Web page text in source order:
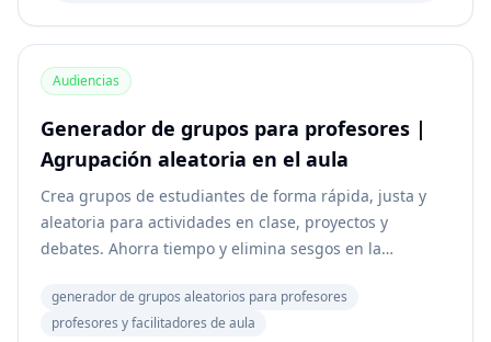
Audiencias
Generador de grupos para profesores |
Agrupación aleatoria en el aula
Crea grupos de estudiantes de forma rápida, justa y
aleatoria para actividades en clase, proyectos y
debates. Ahorra tiempo y elimina sesgos en la
generador de grupos aleatorios para profesores
profesores y facilitadores de aula